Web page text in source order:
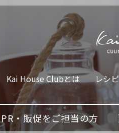
Kai House Clubとは レシピ
PR・販促をご担当の方